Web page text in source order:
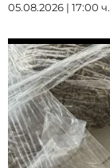
05.08.2026 | 17:00 ч.